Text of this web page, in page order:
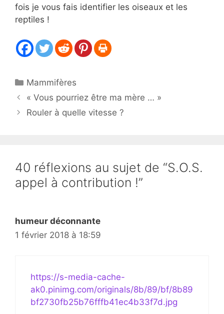
fois je vous fais identifier les oiseaux et les
reptiles !
Catégories
Mammifères
« Vous pourriez être ma mère … »
Rouler à quelle vitesse ?
40 réflexions au sujet de “S.O.S.
appel à contribution !”
humeur déconnante
1 février 2018 à 18:59
https://s-media-cache-
ak0.pinimg.com/originals/8b/89/bf/8b89
bf2730fb25b76fffb41ec4b33f7d.jpg